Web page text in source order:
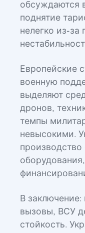
обсуждаются
поднятие
нелегко из-за
Европейские
военную
выделяют
дронов,
темпы
невысокими.
производство
В
вызовы, ВСУ
стойкость.